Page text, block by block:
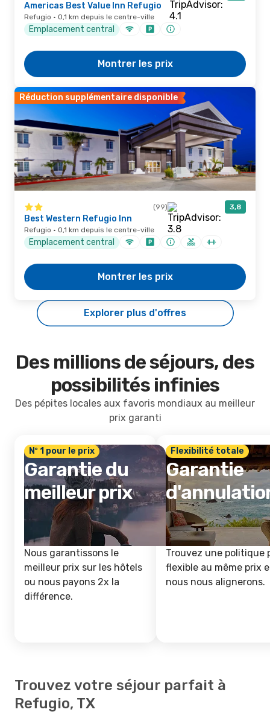
Americas Best Value Inn Refugio
Refugio · 0,1 km depuis le centre-ville
Emplacement central
Montrer les prix
Réduction supplémentaire disponible
(99) 3,8
Best Western Refugio Inn
Refugio · 0,1 km depuis le centre-ville
Emplacement central
Montrer les prix
Explorer plus d'offres
Des millions de séjours, des
possibilités infinies
Des pépites locales aux favoris mondiaux au meilleur
prix garanti
Nº 1 pour le prix
Garantie du
meilleur prix
Nous garantissons le
meilleur prix sur les hôtels
ou nous payons 2x la
différence.
Flexibilité totale
Garantie
Trouvez une politique
flexible au même prix
nous nous alignerons.
Trouvez votre séjour parfait à
Refugio, TX